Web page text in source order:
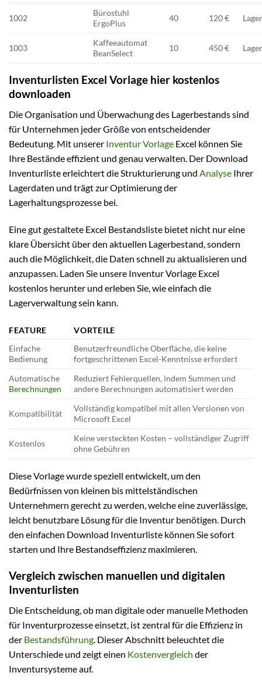
1002
Bürostuhl
ErgoPlus
40 120 €
1003
Kaffeeautomat
BeanSelect
10 450 €
Inventurlisten Excel Vorlage hier kostenlos
downloaden
Die Organisation und Überwachung des Lagerbestands sind
für Unternehmen jeder Größe von entscheidender
Bedeutung. Mit unserer Inventur Vorlage Excel können Sie
Ihre Bestände effizient und genau verwalten. Der Download
Inventurliste erleichtert die Strukturierung und Analyse Ihrer
Lagerdaten und trägt zur Optimierung der
Lagerhaltungsprozesse bei.
Eine gut gestaltete Excel Bestandsliste bietet nicht nur eine
klare Übersicht über den aktuellen Lagerbestand, sondern
auch die Möglichkeit, die Daten schnell zu aktualisieren und
anzupassen. Laden Sie unsere Inventur Vorlage Excel
kostenlos herunter und erleben Sie, wie einfach die
Lagerverwaltung sein kann.
FEATURE
VORTEILE
Einfache
Bedienung
Benutzerfreundliche Oberfläche, die keine
fortgeschrittenen Excel-Kenntnisse erfordert
Automatische
Berechnungen
Reduziert Fehlerquellen, indem Summen und
andere Berechnungen automatisiert werden
Kompatibilität
Vollständig kompatibel mit allen Versionen von
Microsoft Excel
Kostenlos
Keine versteckten Kosten – vollständiger Zugriff
ohne Gebühren
Diese Vorlage wurde speziell entwickelt, um den
Bedürfnissen von kleinen bis mittelständischen
Unternehmern gerecht zu werden, welche eine zuverlässige,
leicht benutzbare Lösung für die Inventur benötigen. Durch
den einfachen Download Inventurliste können Sie sofort
starten und Ihre Bestandseffizienz maximieren.
Vergleich zwischen manuellen und digitalen
Inventurlisten
Die Entscheidung, ob man digitale oder manuelle Methoden
für Inventurprozesse einsetzt, ist zentral für die Effizienz in
der Bestandsführung. Dieser Abschnitt beleuchtet die
Unterschiede und zeigt einen Kostenvergleich der
Inventursysteme auf.